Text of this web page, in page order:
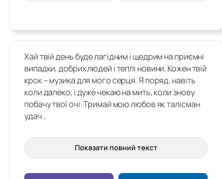
Хай твій день буде лагідним і щедрим на приємні
випадки, добрих людей і теплі новини. Кожен твій
крок – музика для мого серця. Я поряд, навіть
коли далеко, і дуже чекаю на мить, коли знову
побачу твої очі. Тримай мою любов як талісман
удач…
Показати повний текст